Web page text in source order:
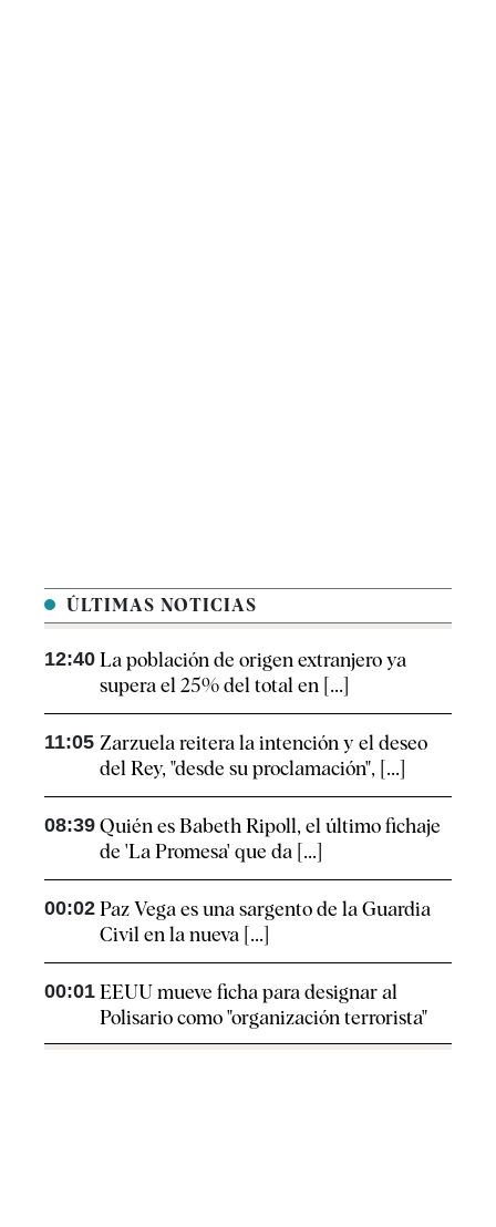
ÚLTIMAS NOTICIAS
12:40 La población de origen extranjero ya
supera el 25% del total en [...]
11:05 Zarzuela reitera la intención y el deseo
del Rey, "desde su proclamación", [...]
08:39 Quién es Babeth Ripoll, el último fichaje
de 'La Promesa' que da [...]
00:02 Paz Vega es una sargento de la Guardia
Civil en la nueva [...]
00:01 EEUU mueve ficha para designar al
Polisario como "organización terrorista"